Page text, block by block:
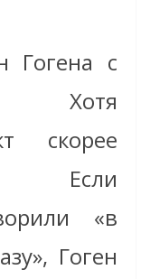
Гогена с
Хотя
скорее
Если
«в
Гоген